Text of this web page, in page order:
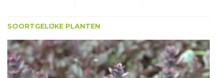
SOORTGELIJKE PLANTEN